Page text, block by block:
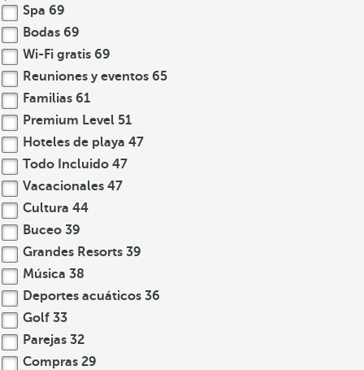
Spa 69
Bodas 69
Wi-Fi gratis 69
Reuniones y eventos 65
Familias 61
Premium Level 51
Hoteles de playa 47
Todo Incluido 47
Vacacionales 47
Cultura 44
Buceo 39
Grandes Resorts 39
Música 38
Deportes acuáticos 36
Golf 33
Parejas 32
Compras 29